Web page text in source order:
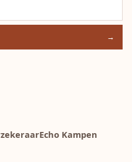
→
Echo Kampen